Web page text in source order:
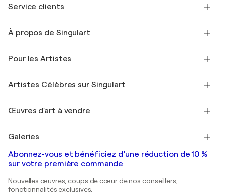
Service clients
Expédition
Offrir une carte cadeau
Rejoignez notre programme commercial
Mon compte
+33 1 76 44 06 42
À propos de Singulart
FAQ
Magazine Singulart
Emplois
Découvrez une sélection d'art original
Pour les Artistes
Se connecter en tant qu'Artiste
Artistes Célèbres sur Singulart
Marc Chagall
Banksy
Mr. Brainwash
Shepard Fairey
Œuvres d'art à vendre
Tableaux abstraits à vendre
Peintures de paysage
Estampes
Peintures acryliques
Galeries
Galeries d'art en France
Galeries d'art en Belgique
Abonnez-vous et bénéficiez d’une réduction de 10 %
sur votre première commande
Nouvelles œuvres, coups de cœur de nos conseillers,
fonctionnalités exclusives.